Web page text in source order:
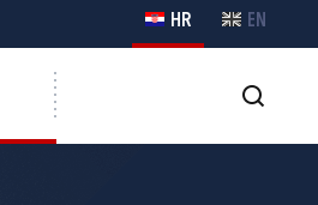
HR EN